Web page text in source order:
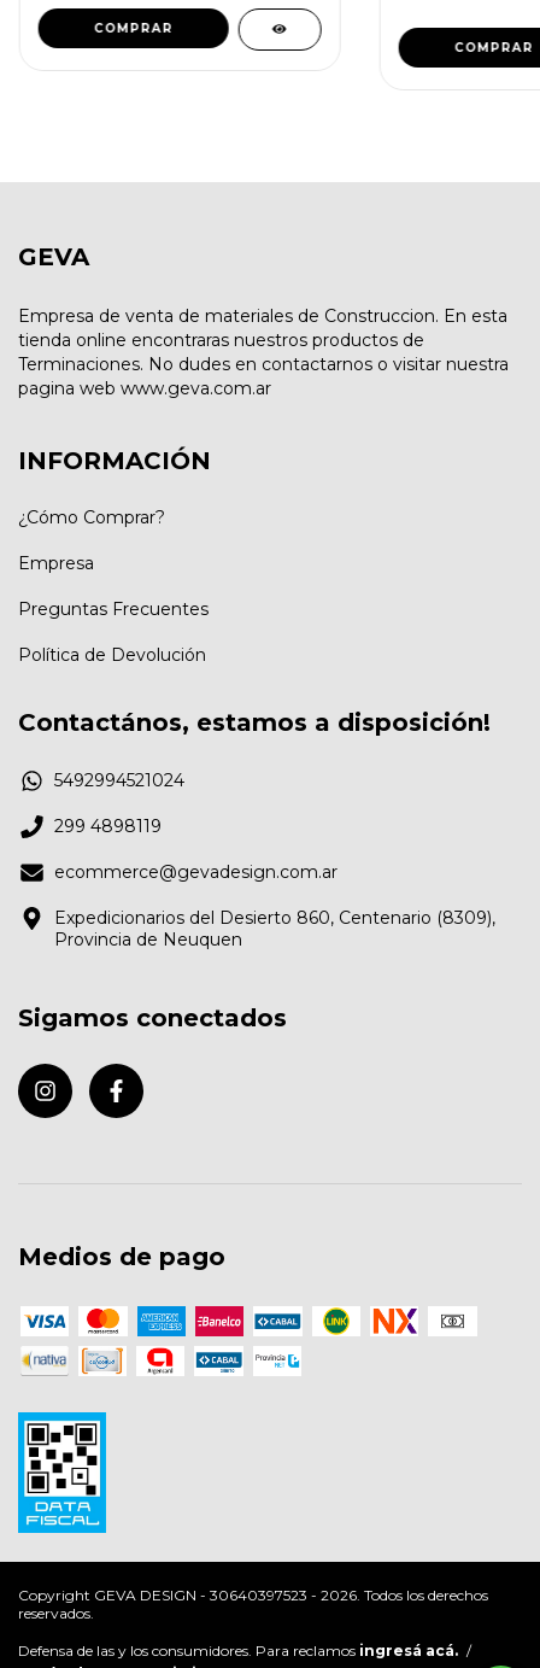
COMPRAR
COMPRAR
GEVA
Empresa de venta de materiales de Construccion. En esta
tienda online encontraras nuestros productos de
Terminaciones. No dudes en contactarnos o visitar nuestra
pagina web www.geva.com.ar
INFORMACIÓN
¿Cómo Comprar?
Empresa
Preguntas Frecuentes
Política de Devolución
Contactános, estamos a disposición!
5492994521024
299 4898119
ecommerce@gevadesign.com.ar
Expedicionarios del Desierto 860, Centenario (8309),
Provincia de Neuquen
Sigamos conectados
Medios de pago
Copyright GEVA DESIGN - 30640397523 - 2026. Todos los derechos
reservados.
Defensa de las y los consumidores. Para reclamos ingresá acá. /